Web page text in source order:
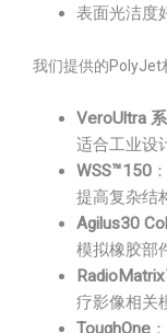
表面光洁度
我们提供的PolyJet
VeroUltra
适合工业设
WSS™150
提高复杂结
Agilus30
模拟橡胶部
疗影像相关
ToughOne